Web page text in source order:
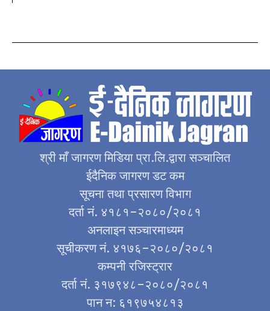
श्री माँ जागरण मिडिया प्रा.लि.द्वारा सञ्चालित
ईदैनिक जागरण डट कम
सूचना तथा प्रसारण विभाग
दर्ता नं. ४१८१–२०८०/२०८१
अनलाइन सञ्चारमाध्यम
सूचीकरण नं. ४१७६–२०८०/२०८१
कम्पनी रजिस्ट्रार
दर्ता नं. ३१७९४८–२०८०/२०८१
पान न: ६१९७५४८१३